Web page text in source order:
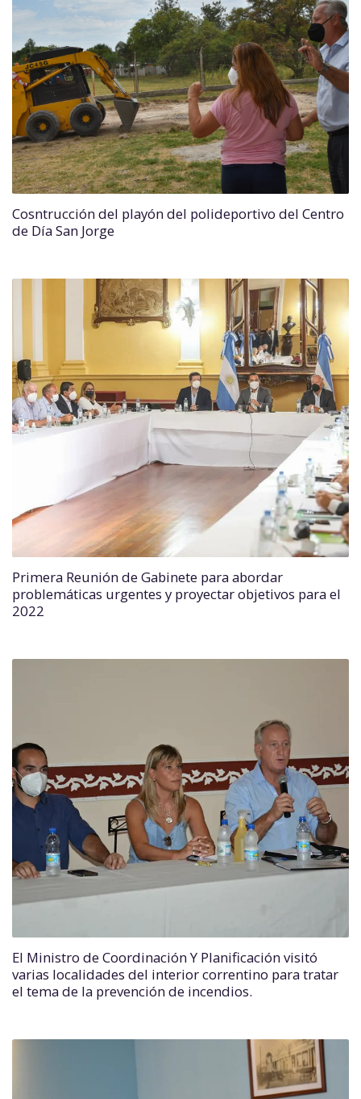
Cosntrucción del playón del polideportivo del Centro
de Día San Jorge
Primera Reunión de Gabinete para abordar
problemáticas urgentes y proyectar objetivos para el
2022
El Ministro de Coordinación Y Planificación visitó
varias localidades del interior correntino para tratar
el tema de la prevención de incendios.